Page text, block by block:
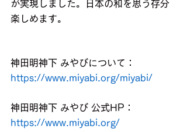
が実現しました。日本の和を思う存分
楽しめます。
神田明神下 みやびについて：
https://www.miyabi.org/miyabi/
神田明神下 みやび 公式HP：
https://www.miyabi.org/